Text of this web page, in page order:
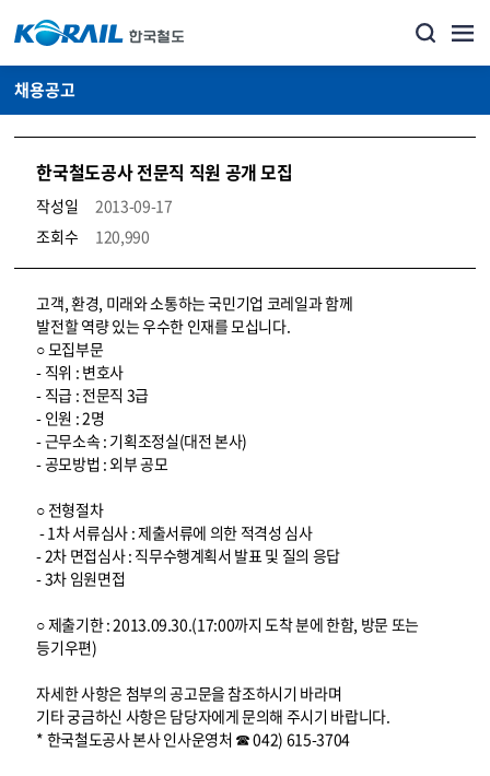
채용공고
한국철도공사 전문직 직원 공개 모집
작성일
2013-09-17
조회수
120,990
코레일소개_경영공시_채용공고 상세보기 – 내용, 파일, 담당자 연락처로 구성
고객, 환경, 미래와 소통하는 국민기업 코레일과 함께
발전할 역량 있는 우수한 인재를 모십니다.
○ 모집부문
- 직위 : 변호사
- 직급 : 전문직 3급
- 인원 : 2명
- 근무소속 : 기획조정실(대전 본사)
- 공모방법 : 외부 공모
○ 전형절차
- 1차 서류심사 : 제출서류에 의한 적격성 심사
- 2차 면접심사 : 직무수행계획서 발표 및 질의 응답
- 3차 임원면접
○ 제출기한 : 2013.09.30.(17:00까지 도착 분에 한함, 방문 또는
등기우편)
자세한 사항은 첨부의 공고문을 참조하시기 바라며
기타 궁금하신 사항은 담당자에게 문의해 주시기 바랍니다.
* 한국철도공사 본사 인사운영처 ☎ 042) 615-3704